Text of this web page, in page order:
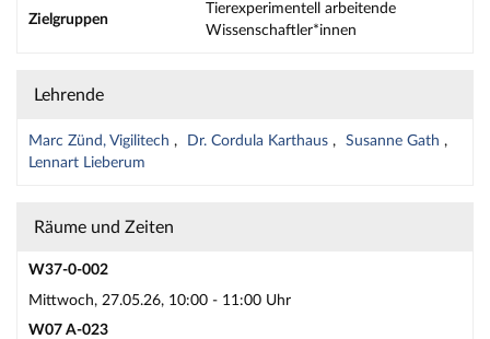
Zielgruppen
Tierexperimentell arbeitende
Wissenschaftler*innen
Lehrende
Marc Zünd, Vigilitech Dr. Cordula Karthaus
Susanne Gath
Lennart Lieberum
Räume und Zeiten
W37-0-002
Mittwoch, 27.05.26, 10:00 - 11:00 Uhr
W07 A-023